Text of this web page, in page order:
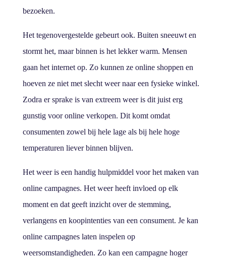
bezoeken.
Het tegenovergestelde gebeurt ook. Buiten sneeuwt en
stormt het, maar binnen is het lekker warm. Mensen
gaan het internet op. Zo kunnen ze online shoppen en
hoeven ze niet met slecht weer naar een fysieke winkel.
Zodra er sprake is van extreem weer is dit juist erg
gunstig voor online verkopen. Dit komt omdat
consumenten zowel bij hele lage als bij hele hoge
temperaturen liever binnen blijven.
Het weer is een handig hulpmiddel voor het maken van
online campagnes. Het weer heeft invloed op elk
moment en dat geeft inzicht over de stemming,
verlangens en koopintenties van een consument. Je kan
online campagnes laten inspelen op
weersomstandigheden. Zo kan een campagne hoger